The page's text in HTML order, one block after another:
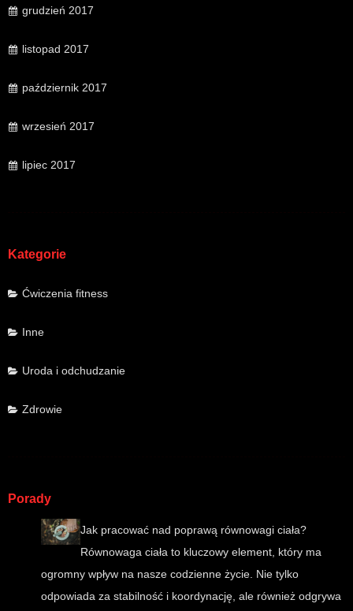
grudzień 2017
listopad 2017
październik 2017
wrzesień 2017
lipiec 2017
Kategorie
Ćwiczenia fitness
Inne
Uroda i odchudzanie
Zdrowie
Porady
Jak pracować nad poprawą równowagi ciała?
Równowaga ciała to kluczowy element, który ma
ogromny wpływ na nasze codzienne życie. Nie tylko
odpowiada za stabilność i koordynację, ale również odgrywa